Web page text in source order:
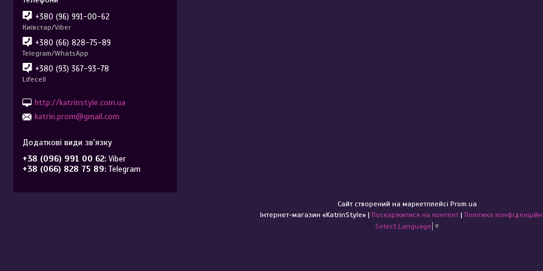
+380 (96) 991-00-62
Київстар/Viber
+380 (66) 828-75-89
Telegram/WhatsApp
+380 (93) 367-93-78
Lifecell
http://katrinstyle.com.ua
katrin.prom@gmail.com
+38 (096) 991 00 62 Viber
+38 (066) 828 75 89 Telegram
Сайт створений на маркетплейсі Prom.ua
Інтернет-магазин «KatrinStyle» | Поскаржитися на контент | Політика
Select Language ▼